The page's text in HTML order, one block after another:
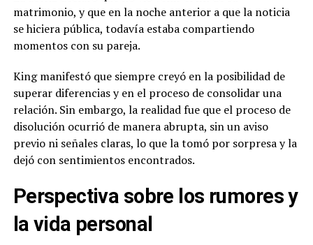
matrimonio, y que en la noche anterior a que la noticia
se hiciera pública, todavía estaba compartiendo
momentos con su pareja.
King manifestó que siempre creyó en la posibilidad de
superar diferencias y en el proceso de consolidar una
relación. Sin embargo, la realidad fue que el proceso de
disolución ocurrió de manera abrupta, sin un aviso
previo ni señales claras, lo que la tomó por sorpresa y la
dejó con sentimientos encontrados.
Perspectiva sobre los rumores y
la vida personal